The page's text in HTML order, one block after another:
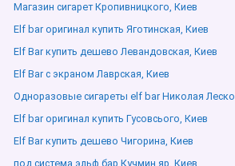
Магазин сигарет Кропивницкого, Киев
Elf bar оригинал купить Яготинская, Киев
Elf Bar купить дешево Левандовская, Киев
Elf Bar с экраном Лаврская, Киев
Одноразовые сигареты elf bar Николая
Elf bar оригинал купить Гусовсього, Киев
Elf Bar купить дешево Чигорина, Киев
под система эльф бар Кучмин яр, Киев